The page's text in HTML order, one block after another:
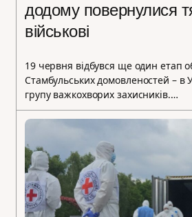
додому повернулися
військові
19 червня відбувся ще один етап
Стамбульських домовленостей – в
групу важкохворих захисників.…